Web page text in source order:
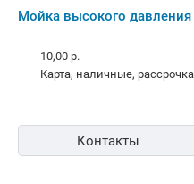
Мойка высокого давления
10,00 р.
карта, наличные,
Контакты